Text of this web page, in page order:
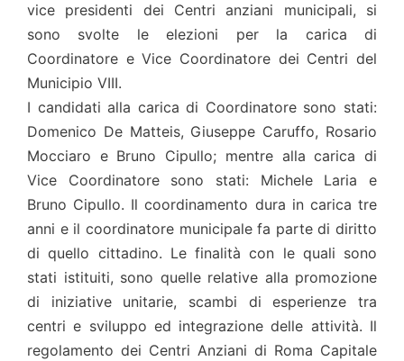
vice presidenti dei Centri anziani municipali, si
sono svolte le elezioni per la carica di
Coordinatore e Vice Coordinatore dei Centri del
Municipio VIII.
I candidati alla carica di Coordinatore sono stati:
Domenico De Matteis, Giuseppe Caruffo, Rosario
Mocciaro e Bruno Cipullo; mentre alla carica di
Vice Coordinatore sono stati: Michele Laria e
Bruno Cipullo. Il coordinamento dura in carica tre
anni e il coordinatore municipale fa parte di diritto
di quello cittadino. Le finalità con le quali sono
stati istituiti, sono quelle relative alla promozione
di iniziative unitarie, scambi di esperienze tra
centri e sviluppo ed integrazione delle attività. Il
regolamento dei Centri Anziani di Roma Capitale